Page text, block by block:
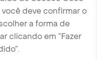
deve confirmar o
a forma de
clicando em ”Fazer